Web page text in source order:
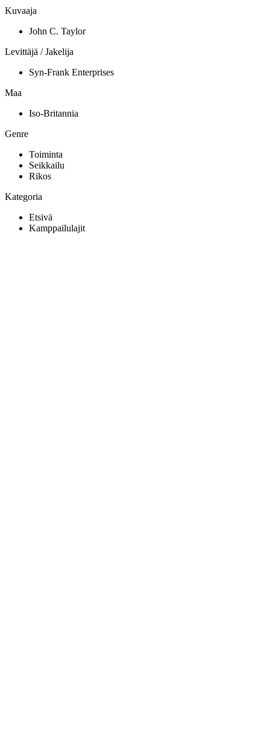
Kuvaaja
John C. Taylor
Levittäjä / Jakelija
Syn-Frank Enterprises
Maa
Iso-Britannia
Genre
Toiminta
Seikkailu
Rikos
Kategoria
Etsivä
Kamppailulajit